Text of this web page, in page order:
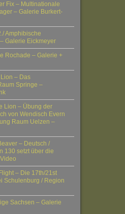
Fix – Multinationale
– Galerie Burkert-
Amphibische
Galerie Eickmeyer
Rochade – Galerie +
– Das
Springe –
Lion – Übung der
von Wendisch Evern
Raum Uelzen –
– Deutsch /
130 setzt über die
– Die 17th/21st
Schulenburg / Region
Sachsen – Galerie